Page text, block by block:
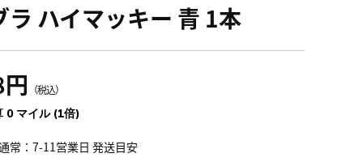
ラ ハイマッキー 青 1本
（税込）
0 マイル (1倍)
常：7-11営業日 発送目安